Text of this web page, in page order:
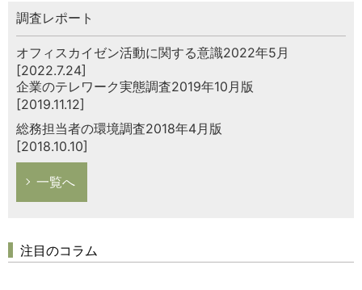
調査レポート
オフィスカイゼン活動に関する意識2022年5月
[2022.7.24]
企業のテレワーク実態調査2019年10月版
[2019.11.12]
総務担当者の環境調査2018年4月版
[2018.10.10]
一覧へ
注目のコラム